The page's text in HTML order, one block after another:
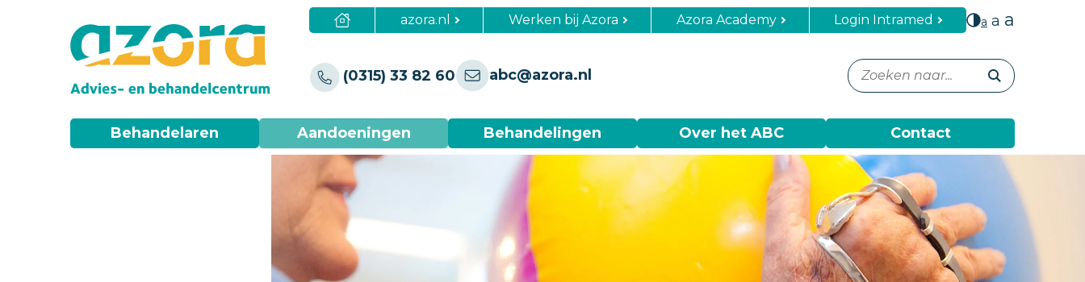
azora.nl Werken bij Azora Azora Academy Login Intramed a a a
(0315) 33 82 60 abc@azora.nl
Behandelaren Aandoeningen Behandelingen Over het ABC Contact